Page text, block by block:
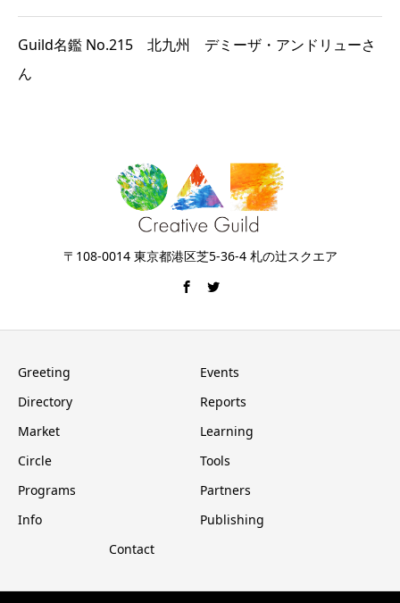
Guild名鑑 No.215 北九州 デミーザ・アンドリューさ
ん
〒108-0014 東京都港区芝5-36-4 札の辻スクエア
Greeting
Events
Directory
Reports
Market
Learning
Circle
Tools
Programs
Partners
Info
Publishing
Contact